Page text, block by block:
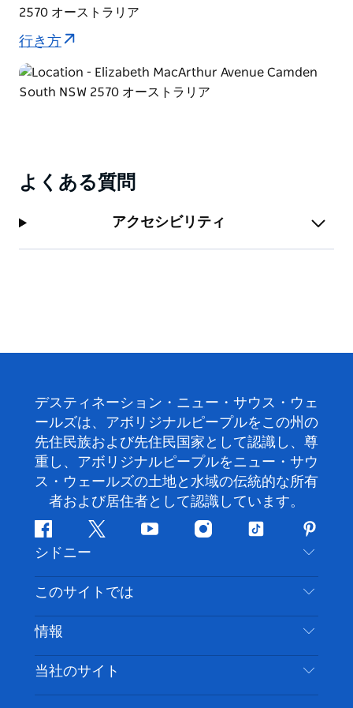
2570 オーストラリア
行き方
よくある質問
アクセシビリティ
デスティネーション・ニュー・サウス・ウェ
ールズは、アボリジナルピープルをこの州の
先住民族および先住民国家として認識し、尊
重し、アボリジナルピープルをニュー・サウ
ス・ウェールズの土地と水域の伝統的な所有
者および居住者として認識しています。
フ
ェ
イ
ス
ブ
ッ
ク
ツ
ッ
タ
ー
ユ
チ
ー
イ
ス
グ
ム
テ
ッ
ト
ク
ピ
ン
タ
レ
ス
ト
シドニー
お問い合わせ
免責事項
クッキーに関する通知
このサイトでは
目的地
やるべきこと
情報
旅行情報
アクセシブルシドニー
当社のサイト